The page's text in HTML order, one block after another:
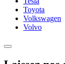
Toyota
Volkswagen
Volvo